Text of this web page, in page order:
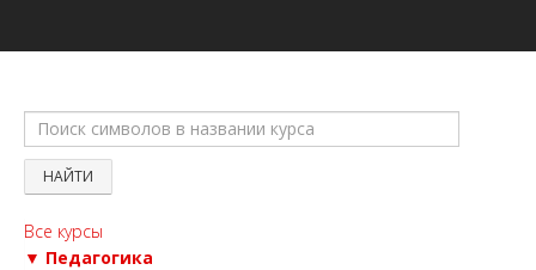
Все курсы
▼ Педагогика